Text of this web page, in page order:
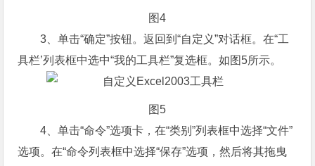
图4
3、单击“确定”按钮。返回到“自定义”对话框。在“工
具栏’列表框中选中“我的工具栏”复选框。如图5所示。
图5
4、单击“命令”选项卡，在“类别”列表框中选择“文件”
选项。在“命令列表框中选择“保存”选项，然后将其拖曳